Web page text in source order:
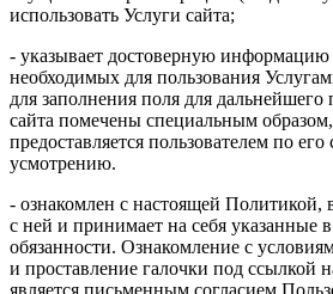
использовать Услуги сайта;
- указывает достоверную информацию
необходимых для пользования
для заполнения поля для дальнейшего
сайта помечены специальным
предоставляется пользователем по
усмотрению.
- ознакомлен с настоящей Политикой,
с ней и принимает на себя указанные
обязанности. Ознакомление с
и проставление галочки под ссылкой
является письменным согласием